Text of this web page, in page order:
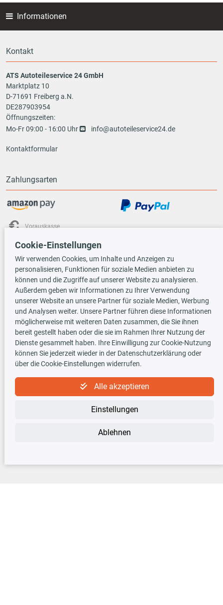
Informationen
Kontakt
ATS Autoteileservice 24 GmbH
Marktplatz 10
D-71691 Freiberg a.N.
DE287903954
Öffnungszeiten:
Mo-Fr 09:00 - 16:00 Uhr
info@autoteileservice24.de
Kontaktformular
Zahlungsarten
Vorauskasse
Versandarten
TecDoc INSIDE
Newsletter
Cookie-Einstellungen
Wir verwenden Cookies, um Inhalte und Anzeigen zu
personalisieren, Funktionen für soziale Medien anbieten zu
können und die Zugriffe auf unserer Website zu analysieren.
Außerdem geben wir Informationen zu Ihrer Verwendung
unserer Website an unsere Partner für soziale Medien, Werbung
und Analysen weiter. Unsere Partner führen diese Informationen
möglicherweise mit weiteren Daten zusammen, die Sie ihnen
bereit gestellt haben oder die sie im Rahmen Ihrer Nutzung der
Dienste gesammelt haben. Ihre Einwilligung zur Cookie-Nutzung
können Sie jederzeit wieder in der Datenschutzerklärung oder
über die Cookie-Einstellungen widerrufen.
Alle akzeptieren
Einstellungen
Ablehnen